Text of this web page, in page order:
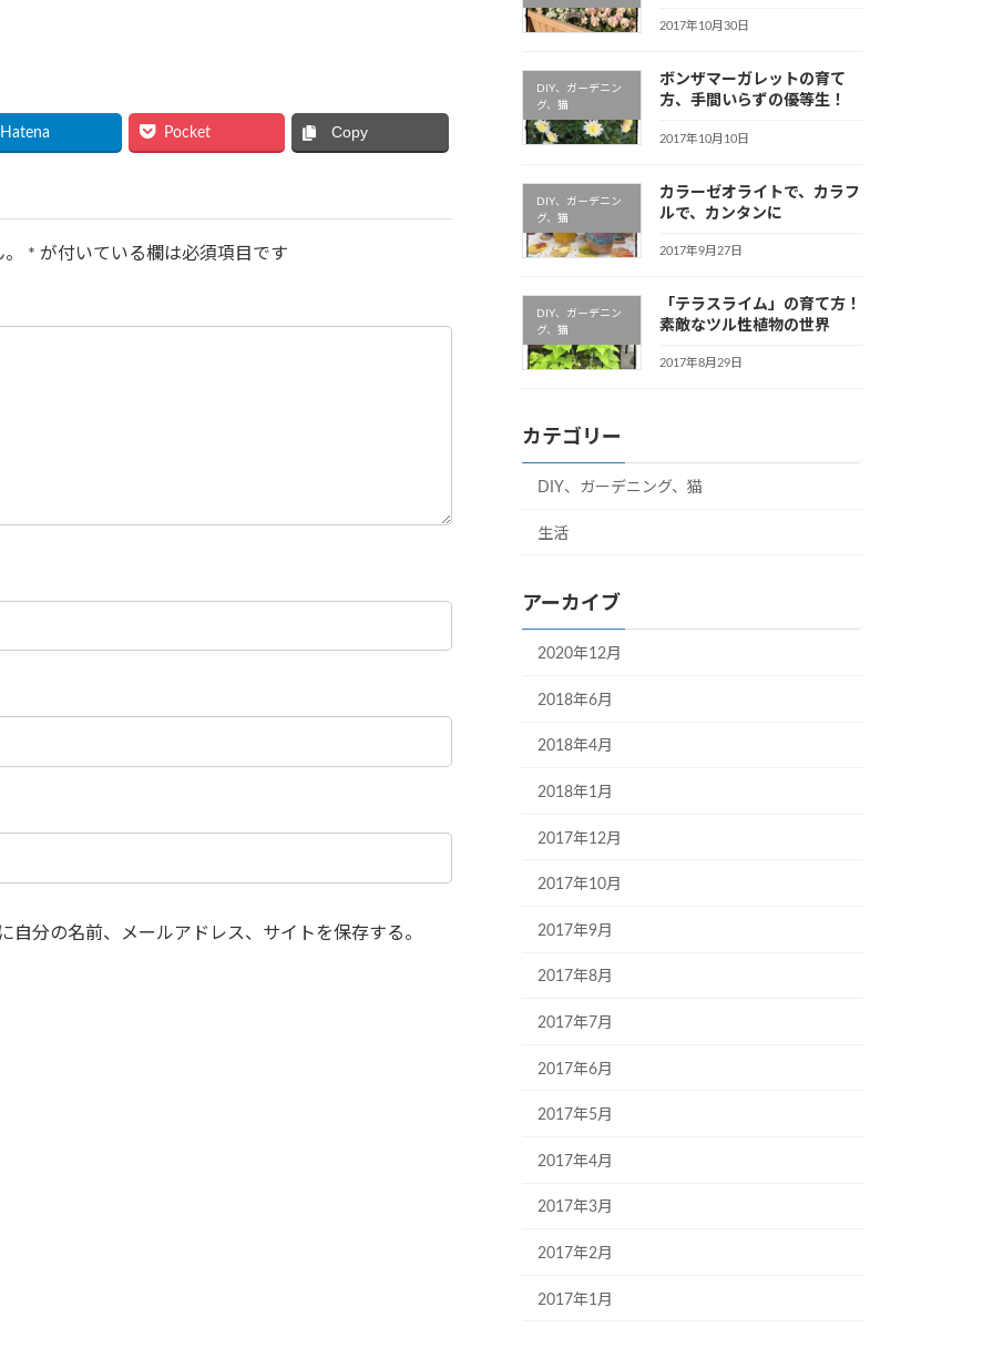
Hatena Pocket Copy
* が付いている欄は必須項目です
分の名前、メールアドレス、サイトを保存する。
2017年10月30日
DIY、ガーデニン
グ、猫
ボンザマーガレットの育て
方、手間いらずの優等生！
2017年10月10日
DIY、ガーデニン
グ、猫
カラーゼオライトで、カラフ
ルで、カンタンに
2017年9月27日
DIY、ガーデニン
グ、猫
「テラスライム」の育て方！
素敵なツル性植物の世界
2017年8月29日
カテゴリー
DIY、ガーデニング、猫
生活
アーカイブ
2020年12月
2018年6月
2018年4月
2018年1月
2017年12月
2017年10月
2017年9月
2017年8月
2017年7月
2017年6月
2017年5月
2017年4月
2017年3月
2017年2月
2017年1月